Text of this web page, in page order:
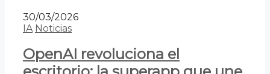
30/03/2026
IA Noticias
OpenAI revoluciona el